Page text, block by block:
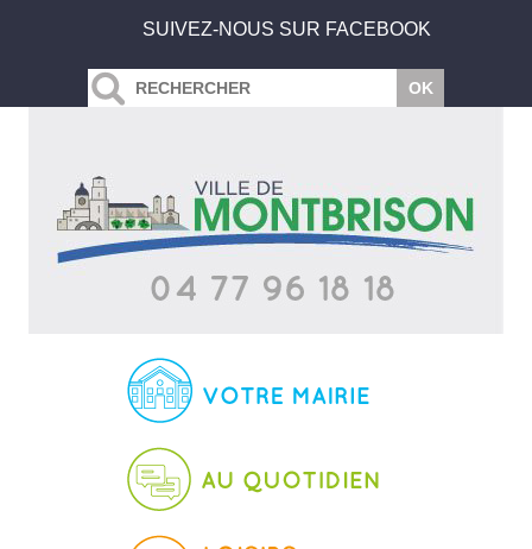
SUIVEZ-NOUS SUR FACEBOOK